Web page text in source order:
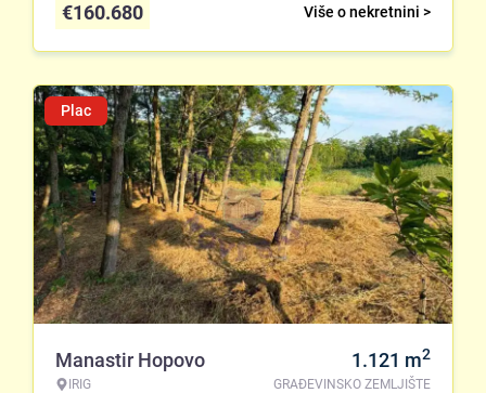
Više o nekretnini >
€160.680
Plac
Manastir Hopovo
IRIG
1.121 m2
GRAĐEVINSKO ZEMLJIŠTE